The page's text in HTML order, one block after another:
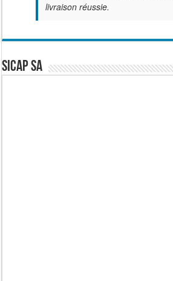
livraison réussie.
SICAP SA